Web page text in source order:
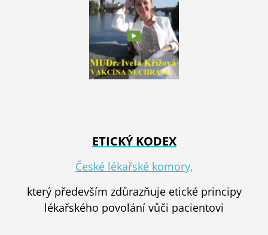
ETICKÝ KODEX
České lékařské komory,
který především zdůrazňuje etické principy
lékařského povolání vůči pacientovi